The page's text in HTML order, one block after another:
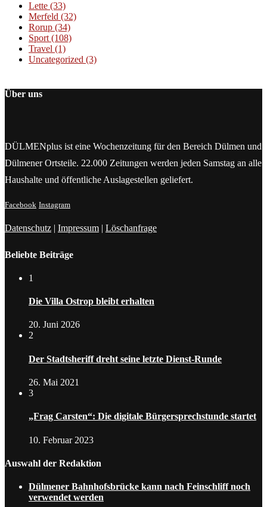
Lette (33)
Merfeld (32)
Rorup (34)
Sport (108)
Travel (1)
Uncategorized (3)
Über uns
DÜLMENplus ist eine Wochenzeitung für den Bereich Dülmen und
Dülmener Ortsteile. 22.000 Zeitungen werden jeden Samstag an alle
Haushalte und öffentliche Auslagestellen geliefert.
Facebook Instagram
Datenschutz | Impressum | Löschanfrage
Beliebte Beiträge
1
Die Villa Ostrop bleibt erhalten
20. Juni 2026
2
Der Stadtsheriff dreht seine letzte Dienst-Runde
26. Mai 2021
3
„Frag Carsten“: Die digitale Bürgersprechstunde startet
10. Februar 2023
Auswahl der Redaktion
Dülmener Bahnhofsbrücke kann nach Feinschliff noch
verwendet werden